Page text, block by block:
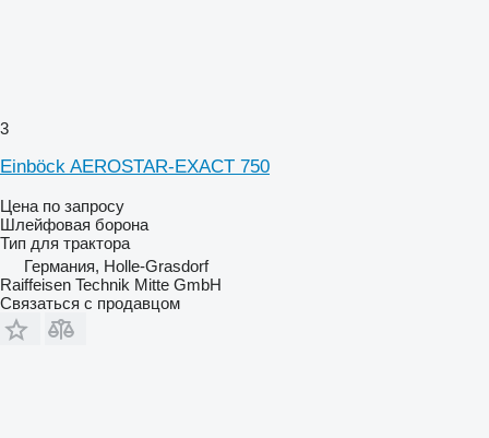
3
Einböck AEROSTAR-EXACT 750
Цена по запросу
Шлейфовая борона
Тип для трактора
Германия, Holle-Grasdorf
Raiffeisen Technik Mitte GmbH
Связаться с продавцом